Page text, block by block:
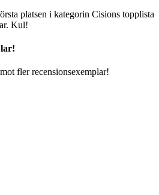
platsen i kategorin Cisions topplista
Kul!
fler recensionsexemplar!